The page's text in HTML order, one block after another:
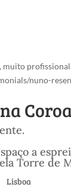
muito
nuno-
a
Torre de
Lisboa